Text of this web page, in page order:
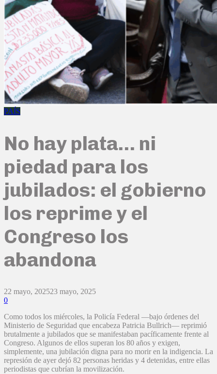
PAÍS
No hay plata… ni
piedad para los
jubilados: el gobierno
los reprime y el
Congreso los
abandona
22 mayo, 202523 mayo, 2025
0
Como todos los miércoles, la Policía Federal —bajo órdenes del
Ministerio de Seguridad que encabeza Patricia Bullrich— reprimió
brutalmente a jubilados que se manifestaban pacíficamente frente al
Congreso. Algunos de ellos superan los 80 años y exigen,
simplemente, una jubilación digna para no morir en la indigencia. La
represión de ayer dejó 82 personas heridas y 4 detenidas, entre ellas
periodistas que cubrían la movilización.